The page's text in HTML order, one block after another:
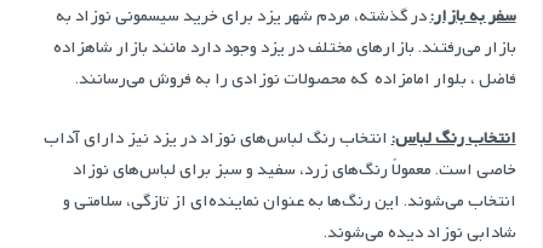
سفر به بازار:در گذشته، مردم شهر یزد برای خرید سیسمونی نوزاد به
بازار می‌رفتند. بازارهای مختلف در یزد وجود دارد مانند بازار شاهزاده
فاضل ، بلوار امامزاده که محصولات نوزادی را به فروش می‌رسانند.
انتخاب رنگ لباس:انتخاب رنگ لباس‌های نوزاد در یزد نیز دارای آداب
خاصی است. معمولاً رنگ‌های زرد، سفید و سبز برای لباس‌های نوزاد
انتخاب می‌شوند. این رنگ‌ها به عنوان نماینده‌ای از تازگی، سلامتی و
شادابی نوزاد دیده می‌شوند.